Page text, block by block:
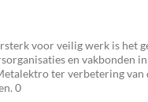
voor veilig werk is het
en vakbonden
ter verbetering van
0